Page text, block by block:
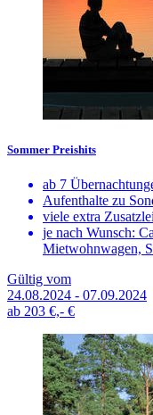
Sommer Preishits
ab 7
Aufenthalte zu
viele extra
je nach Wunsch:
Mietwohnwagen,
Gültig vom
24.08.2024 - 07.09.2024
ab 203 €,- €